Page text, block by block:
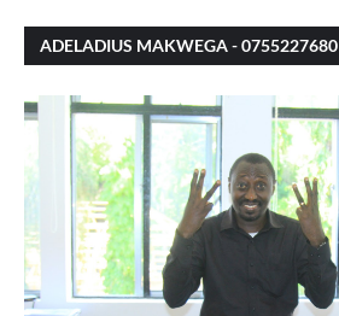
ADELADIUS MAKWEGA - 0755227680